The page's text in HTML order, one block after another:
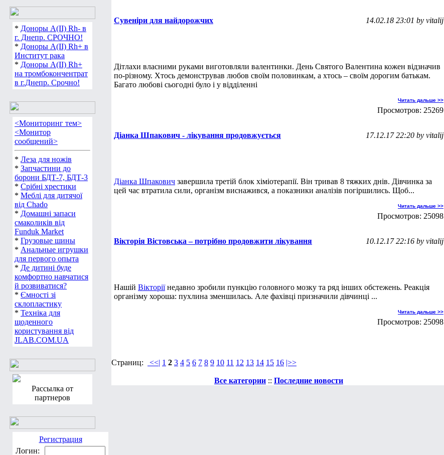
* Доноры А(ІІ) Rh- в
г. Днепр. СРОЧНО!
* Доноры А(ІІ) Rh+ в
Институт рака
* Доноры А(ІІ) Rh+
на тромбокончентрат
в г.Днепр. Срочно!
<Мониторинг тем>
<Монитор
сообщений>
* Леза для ножів
* Запчастини до
борони БДТ-7, БДТ-3
* Срібні хрестики
* Меблі для дитячої
від Chado
* Домашні запаси
смаколиків від
Funduk Market
* Грузовые шины
* Анальные игрушки
для первого опыта
* Де дитині буде
комфортно навчатися
й розвиватися?
* Ємності зі
склопластику
* Техніка для
щоденного
користування від
JLAB.COM.UA
Рассылка от
партнеров
Регистрация
Логин:
Сувеніри для найдорожчих 14.02.18 23:01 by vitalij
Дітлахи власними руками виготовляли валентинки. День Cвятого Валентина кожен відзначив
по-різному. Хтось демонстрував любов своїм половинкам, а хтось – своїм дорогим батькам.
Багато любові сьогодні було і у відділенні
Читать дальше >>
Просмотров: 25269
Діанка Шпакович - лікування продовжується 17.12.17 22:20 by vitalij
Діанка Шпакович завершила третій блок хіміотерапії. Він тривав 8 тяжких днів. Дівчинка за
цей час втратила сили, організм виснажився, а показники аналізів погіршились. Щоб...
Читать дальше >>
Просмотров: 25098
Вікторія Вістовська – потрібно продовжити лікування 10.12.17 22:16 by vitalij
Нашій Вікторіїнедавно зробили пункцію головного мозку та ряд інших обстежень. Реакція
організму хороша: пухлина зменшилась. Але фахівці призначили дівчинці ...
Читать дальше >>
Просмотров: 25098
Страниц: <<| 1 2 3 4 5 6 7 8 9 10 11 12 13 14 15 16 |>>
Все категории :: Последние новости